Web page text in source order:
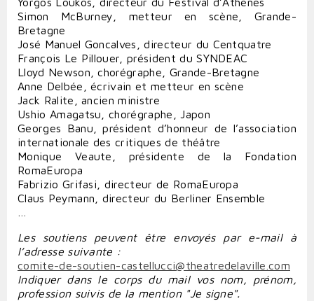
Simon McBurney, metteur en scène, Grande-
Bretagne
José Manuel Goncalves, directeur du Centquatre
François Le Pillouer, président du SYNDEAC
Lloyd Newson, chorégraphe, Grande-Bretagne
Anne Delbée, écrivain et metteur en scène
Jack Ralite, ancien ministre
Ushio Amagatsu, chorégraphe, Japon
Georges Banu, président d’honneur de l’association
internationale des critiques de théâtre
Monique Veaute, présidente de la Fondation
RomaEuropa
Fabrizio Grifasi, directeur de RomaEuropa
Claus Peymann, directeur du Berliner Ensemble
Les soutiens peuvent être envoyés par e-mail à
l’adresse suivante :
comite-de-soutien-castellucci@theatredelaville.com
Indiquer dans le corps du mail vos nom, prénom,
profession suivis de la mention "Je signe".